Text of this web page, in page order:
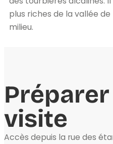
plus riches de la vallée
milieu.
visite
Accès depuis la rue des